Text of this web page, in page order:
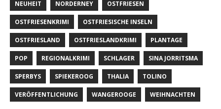
NEUHEIT NORDERNEY OSTFRIESEN
OSTFRIESENKRIMI OSTFRIESISCHE INSELN
OSTFRIESLAND OSTFRIESLANDKRIMI PLANTAGE
POP REGIONALKRIMI SCHLAGER SINA JORRITSMA
SPERBYS SPIEKEROOG THALIA TOLINO
VERÖFFENTLICHUNG WANGEROOGE WEIHNACHTEN